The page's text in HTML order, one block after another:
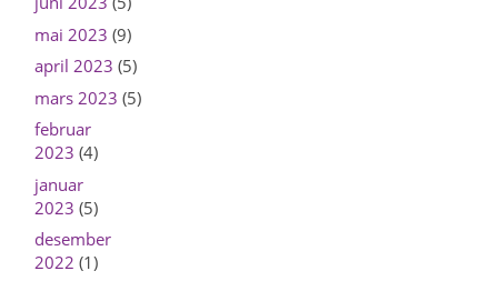
mai 2023 (9)
april 2023 (5)
mars 2023 (5)
februar
2023 (4)
januar
2023 (5)
desember
2022 (1)